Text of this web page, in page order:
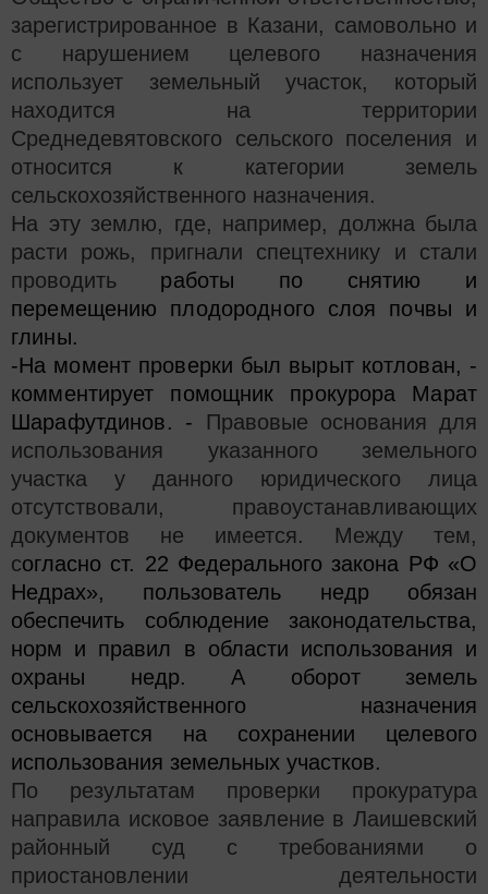
зарегистрированное в Казани, самовольно и
с нарушением целевого назначения
использует земельный участок, который
находится на территории
Среднедевятовского сельского поселения и
относится к категории земель
сельскохозяйственного назначения.
На эту землю, где, например, должна была
расти рожь, пригнали спецтехнику и стали
проводить работы по снятию и
перемещению плодородного слоя почвы и
глины.
-На момент проверки был вырыт котлован, -
комментирует помощник прокурора Марат
Шарафутдинов. -
Правовые основания для
использования указанного земельного
участка у данного юридического лица
отсутствовали, правоустанавливающих
документов не имеется. Между тем,
согласно ст. 22 Федерального закона РФ «О
Недрах», пользователь недр обязан
обеспечить соблюдение законодательства,
норм и правил в области использования и
охраны недр. А оборот земель
сельскохозяйственного назначения
основывается на сохранении целевого
использования земельных участков.
По результатам проверки прокуратура
направила исковое заявление в Лаишевский
районный суд с требованиями о
приостановлении деятельности